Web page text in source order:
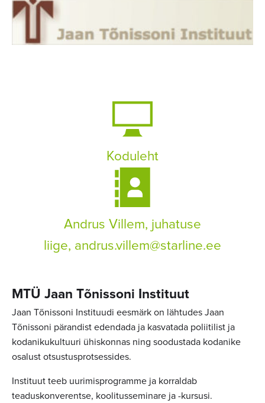
Koduleht
Andrus Villem, juhatuse
liige, andrus.villem@starline.ee
MTÜ Jaan Tõnissoni Instituut
Jaan Tõnissoni Instituudi eesmärk on lähtudes Jaan
Tõnissoni pärandist edendada ja kasvatada poliitilist ja
kodanikukultuuri ühiskonnas ning soodustada kodanike
osalust otsustusprotsessides.
Instituut teeb uurimisprogramme ja korraldab
teaduskonverentse, koolitusseminare ja -kursusi.